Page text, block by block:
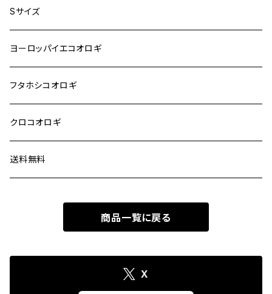
Sサイズ
ヨーロッパイエコオロギ
フタホシコオロギ
クロコオロギ
送料無料
商品一覧に戻る
X